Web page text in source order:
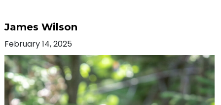
James Wilson
February 14, 2025